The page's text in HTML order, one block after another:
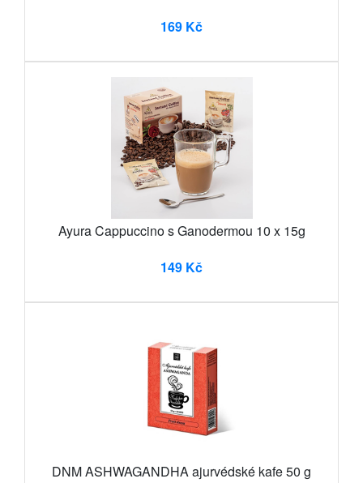
169 Kč
Ayura Cappuccino s Ganodermou 10 x 15g
149 Kč
DNM ASHWAGANDHA ajurvédské kafe 50 g